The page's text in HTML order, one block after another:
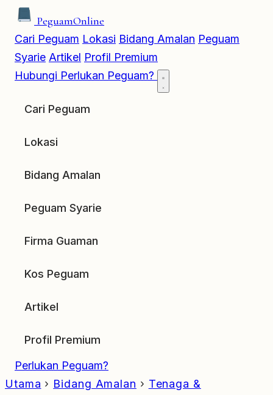
PeguamOnline
Cari Peguam Lokasi Bidang Amalan Peguam
Syarie Artikel Profil Premium
Hubungi Perlukan Peguam?
Cari Peguam
Lokasi
Bidang Amalan
Peguam Syarie
Firma Guaman
Kos Peguam
Artikel
Profil Premium
Perlukan Peguam?
Utama › Bidang Amalan › Tenaga &